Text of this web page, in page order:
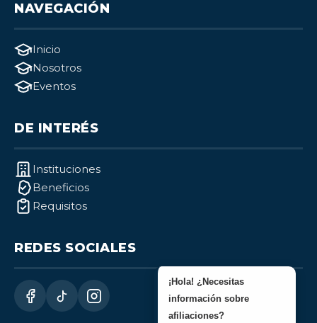
NAVEGACIÓN
Inicio
Nosotros
Eventos
DE INTERÉS
Instituciones
Beneficios
Requisitos
REDES SOCIALES
¡Hola! ¿Necesitas
información sobre
afiliaciones?